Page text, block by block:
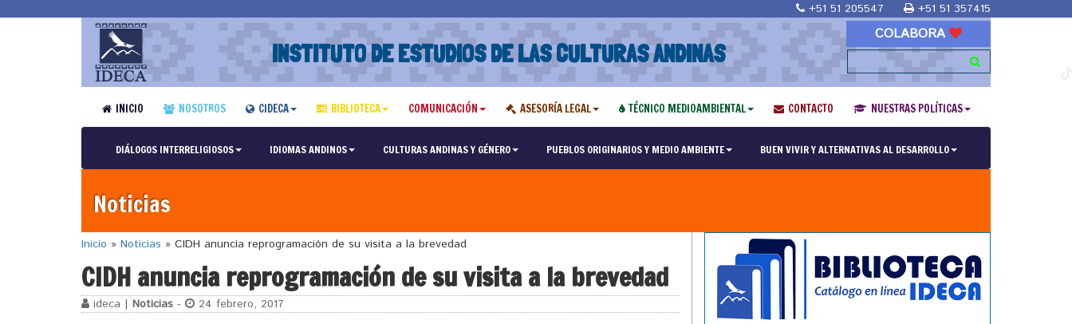
+51 51 205547 +51 51 357415
INSTITUTO DE ESTUDIOS DE LAS CULTURAS ANDINAS
COLABORA
INICIO NOSOTROS CIDECA BIBLIOTECA COMUNICACIÓN ASESORÍA LEGAL TÉCNICO MEDIOAMBIENTAL CONTACTO NUESTRAS POLÍTICAS
DIÁLOGOS INTERRELIGIOSOS IDIOMAS ANDINOS CULTURAS ANDINAS Y GÉNERO PUEBLOS ORIGINARIOS Y MEDIO AMBIENTE BUEN VIVIR Y ALTERNATIVAS AL DESARROLLO
Noticias
Inicio » Noticias » CIDH anuncia reprogramación de su visita a la brevedad
CIDH anuncia reprogramación de su visita a la brevedad
ideca | Noticias - 24 febrero, 2017